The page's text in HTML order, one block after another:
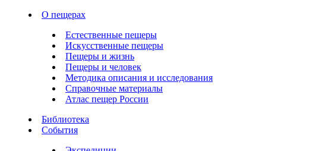
О пещерах
Естественные пещеры
Искусственные пещеры
Пещеры и жизнь
Пещеры и человек
Методика описания и исследования
Справочные материалы
Атлас пещер России
Библиотека
События